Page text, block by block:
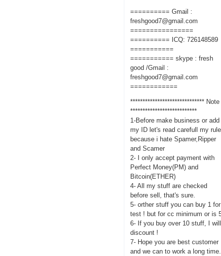
========== Gmail :
freshgood7@gmail.com
================
========== ICQ: 726148589
===========
=========== skype : fresh
good /Gmail :
freshgood7@gmail.com
============
****************************** Note
***************************
1-Before make business or add
my ID let's read carefull my rule
because i hate Spamer,Ripper
and Scamer
2- I only accept payment with
Perfect Money(PM) and
Bitcoin(ETHER)
4- All my stuff are checked
before sell, that's sure.
5- orther stuff you can buy 1 for
test ! but for cc minimum or is
6- If you buy over 10 stuff, I will
discount !
7- Hope you are best customer
and we can to work a long time.